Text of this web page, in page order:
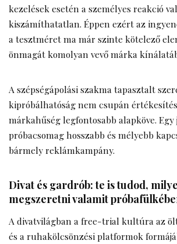
kezelések esetén a személyes reakció
kiszámíthatatlan. Éppen ezért az
a tesztméret ma már szinte kötelező
önmagát komolyan vevő márka
A szépségápolási szakma tapasztalt
kipróbálhatóság nem csupán
márkahűség legfontosabb alapköve.
próbacsomag hosszabb és mélyebb
bármely reklámkampány.
Divat és gardrób: te is tudod,
megszeretni valamit
A divatvilágban a free-trial kultúra az
és a ruhakölcsönzési platformok